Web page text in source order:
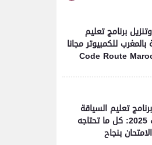
برنامج تعليم
بالمغرب للكمبيوتر مجانا
Code Route
تعليم السياقة
بالمغرب 2025: كل ما تحتاجه
بنجاح